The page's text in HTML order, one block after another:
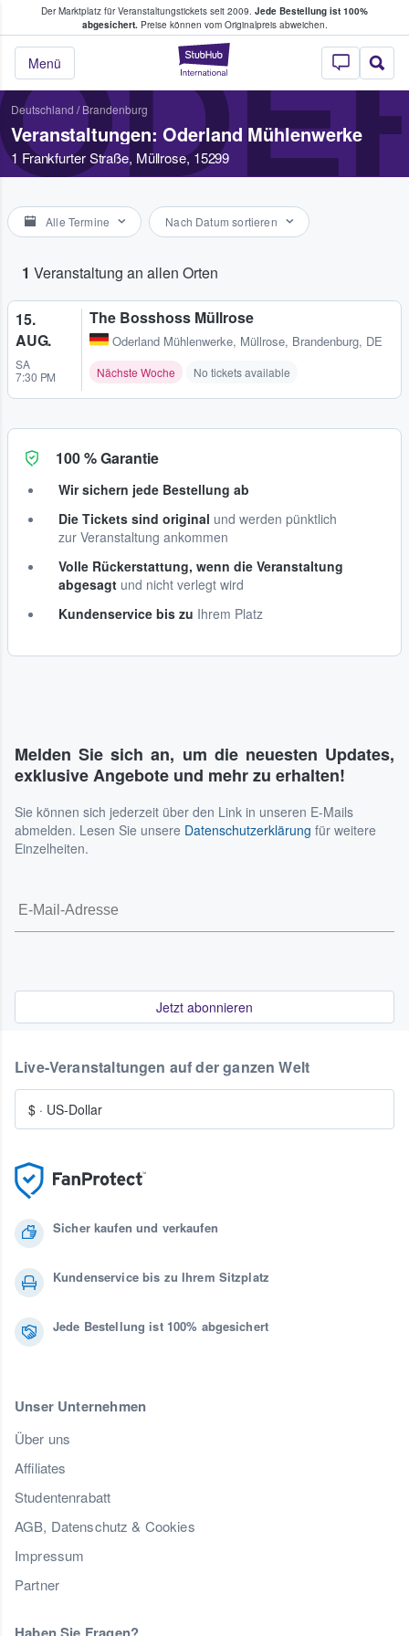
Der Marktplatz für Veranstaltungstickets seit 2009. Jede Bestellung ist 100%
abgesichert.Preise können vom Originalpreis abweichen.
StubHub - Wo
Menü
Tickets kaufen & verkaufen
Deutschland / Brandenburg
Veranstaltungen: Oderland Mühlenwerke
1 Frankfurter Straße, Müllrose, 15299
Alle Termine Nach Datum sortieren
1 Veranstaltung an allen Orten
15.
AUG.
SA
7:30 PM
The Bosshoss Müllrose
Oderland Mühlenwerke, Müllrose, Brandenburg, DE
Nächste Woche No tickets available
100 % Garantie
Wir sichern jede Bestellung ab
Die Tickets sind original und werden pünktlich
zur Veranstaltung ankommen
Volle Rückerstattung, wenn die Veranstaltung
abgesagt und nicht verlegt wird
Kundenservice bis zu Ihrem Platz
Melden Sie sich an, um die neuesten Updates,
exklusive Angebote und mehr zu erhalten!
Sie können sich jederzeit über den Link in unseren E-Mails
abmelden. Lesen Sie unsere Datenschutzerklärung für weitere
Einzelheiten.
Jetzt abonnieren
Sicher kaufen und verkaufen
Kundenservice bis zu Ihrem Sitzplatz
Jede Bestellung ist 100% abgesichert
Unser Unternehmen
Über uns
Affiliates
Studentenrabatt
AGB, Datenschutz & Cookies
Impressum
Partner
Live-Veranstaltungen auf der ganzen Welt
$ · US-Dollar